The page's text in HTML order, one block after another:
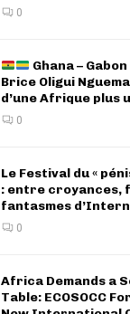
0
Ghana –
Brice Oligui
d’une Afrique plus
0
Le Festival du «
: entre
fantasmes
0
Africa Demands a
Table: ECOSOCC